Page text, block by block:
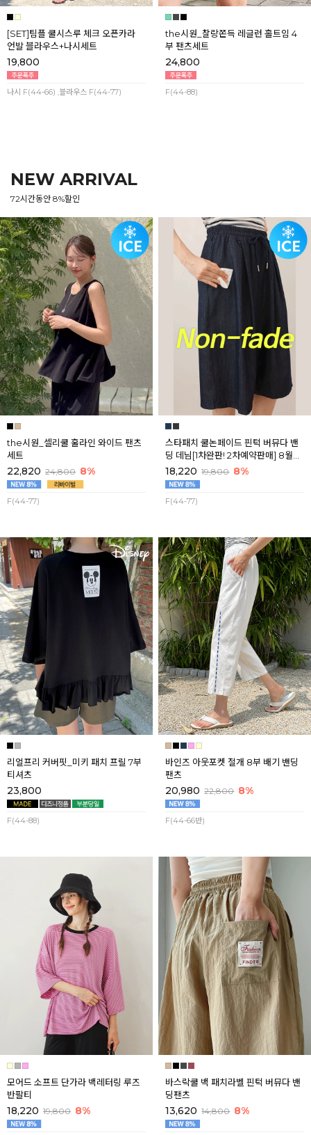
[SET]팀플 쿨시스루 체크 오픈카라
언발 블라우스+나시세트
19,800
나시 F(44-66) ,블라우스 F(44-77)
the시원_찰랑쫀득 레글런 홀트임 4
부 팬츠세트
24,800
F(44-88)
NEW ARRIVAL
72시간동안 8%할인
the시원_셀리쿨 훌라인 와이드 팬츠
세트
22,820 24,800 8%
F(44-77)
스타패치 쿨논페이드 핀턱 버뮤다 밴
딩 데님[1차완판! 2차예약판매] 8월셋
째주 순차배송
18,220 19,800 8%
F(44-77)
리얼프리 커버핏_미키 패치 프릴 7부
티셔츠
23,800
F(44-88)
바인즈 아웃포켓 절개 8부 배기 밴딩
팬츠
20,980 22,800 8%
F(44-66반)
모어드 소프트 단가라 백레터링 루즈
반팔티
18,220 19,800 8%
바스락쿨 백 패치라벨 핀턱 버뮤다 밴
딩팬츠
13,620 14,800 8%